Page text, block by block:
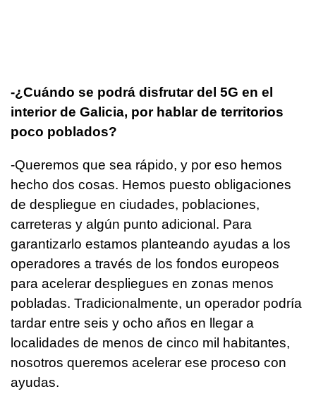
-¿Cuándo se podrá disfrutar del 5G en el
interior de Galicia, por hablar de territorios
poco poblados?
-Queremos que sea rápido, y por eso hemos
hecho dos cosas. Hemos puesto obligaciones
de despliegue en ciudades, poblaciones,
carreteras y algún punto adicional. Para
garantizarlo estamos planteando ayudas a los
operadores a través de los fondos europeos
para acelerar despliegues en zonas menos
pobladas. Tradicionalmente, un operador podría
tardar entre seis y ocho años en llegar a
localidades de menos de cinco mil habitantes,
nosotros queremos acelerar ese proceso con
ayudas.